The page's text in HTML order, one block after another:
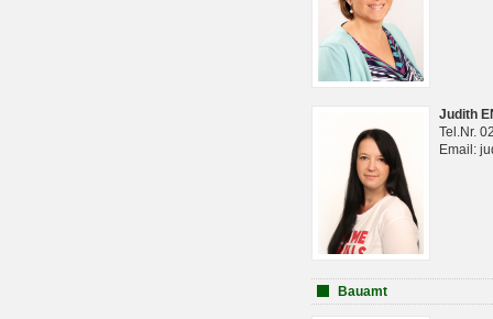
Judith
Tel.Nr.
Email:
Bauamt